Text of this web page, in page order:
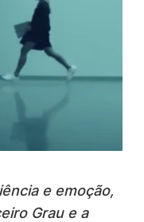
e emoção,
Grau e a